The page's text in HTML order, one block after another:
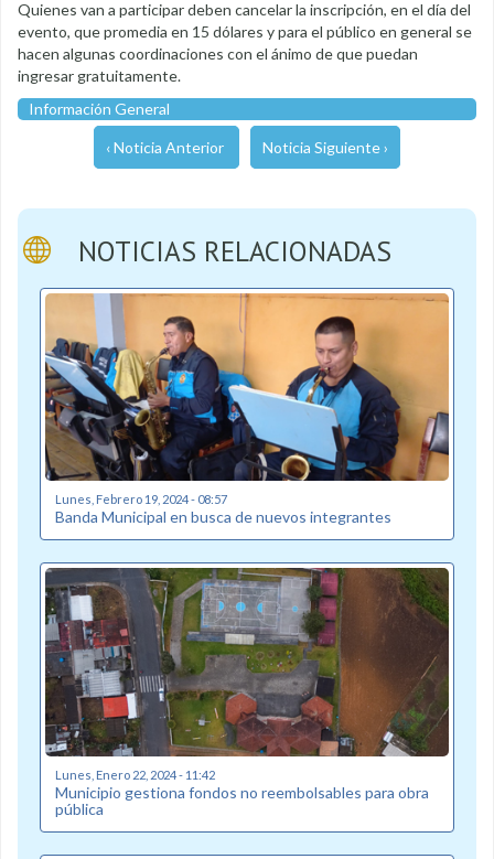
Quienes van a participar deben cancelar la inscripción, en el día del
evento, que promedia en 15 dólares y para el público en general se
hacen algunas coordinaciones con el ánimo de que puedan
ingresar gratuitamente.
Información General
‹ Noticia Anterior Noticia Siguiente ›
NOTICIAS RELACIONADAS
Lunes, Febrero 19, 2024 - 08:57
Banda Municipal en busca de nuevos integrantes
Lunes, Enero 22, 2024 - 11:42
Municipio gestiona fondos no reembolsables para obra
pública